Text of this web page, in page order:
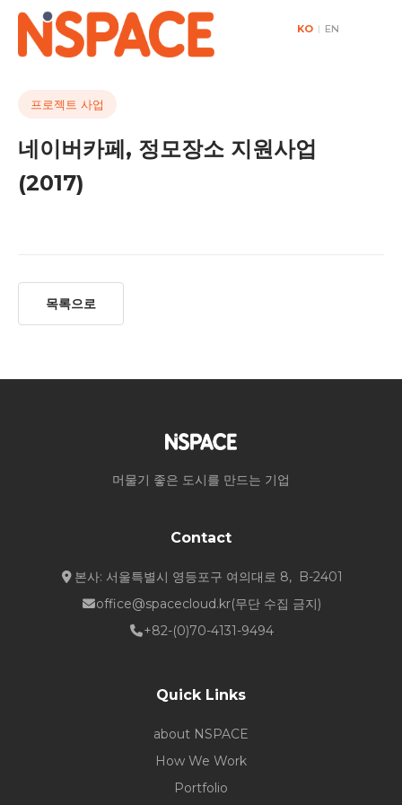
KO | EN
프로젝트 사업
네이버카페, 정모장소 지원사업
(2017)
목록으로
머물기 좋은 도시를 만드는 기업
Contact
본사: 서울특별시 영등포구 여의대로 8, B-2401
office@spacecloud.kr(무단 수집 금지)
+82-(0)70-4131-9494
Quick Links
about NSPACE
How We Work
Portfolio